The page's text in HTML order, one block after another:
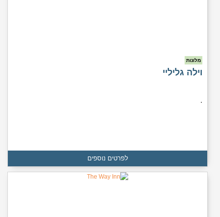
מלונות
וילה גליליי
.
לפרטים נוספים